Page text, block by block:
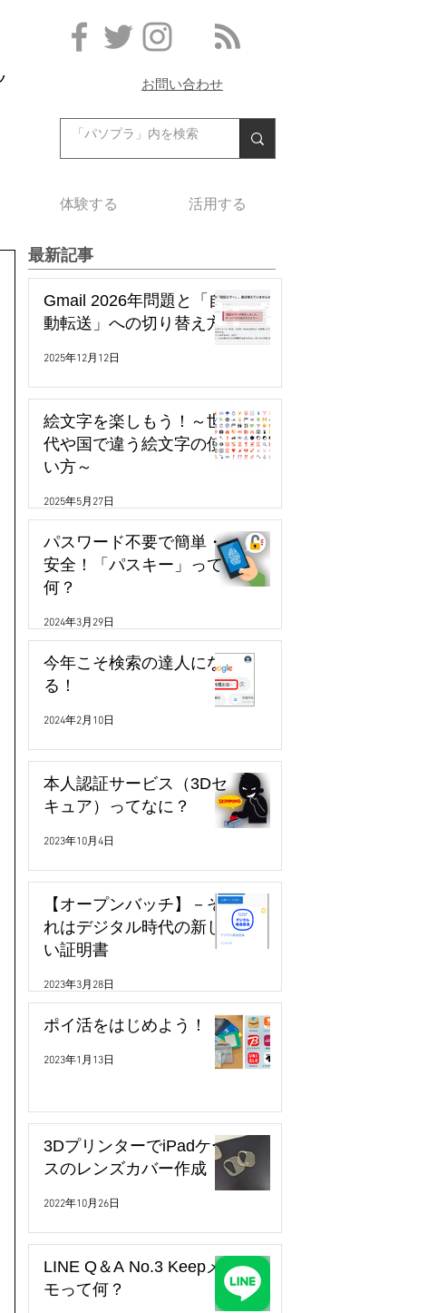
お問い合わせ
体験する 活用する
最新記事
Gmail 2026年問題と「自
動転送」への切り替え方
2025年12月12日
絵文字を楽しもう！～世
代や国で違う絵文字の使
い方～
2025年5月27日
パスワード不要で簡単・
安全！「パスキー」って
何？
2024年3月29日
今年こそ検索の達人にな
る！
2024年2月10日
本人認証サービス（3Dセ
キュア）ってなに？
2023年10月4日
【オープンバッチ】－そ
れはデジタル時代の新し
い証明書
2023年3月28日
ポイ活をはじめよう！
2023年1月13日
3DプリンターでiPadケー
スのレンズカバー作成
2022年10月26日
LINE Q＆A No.3 Keepメ
モって何？